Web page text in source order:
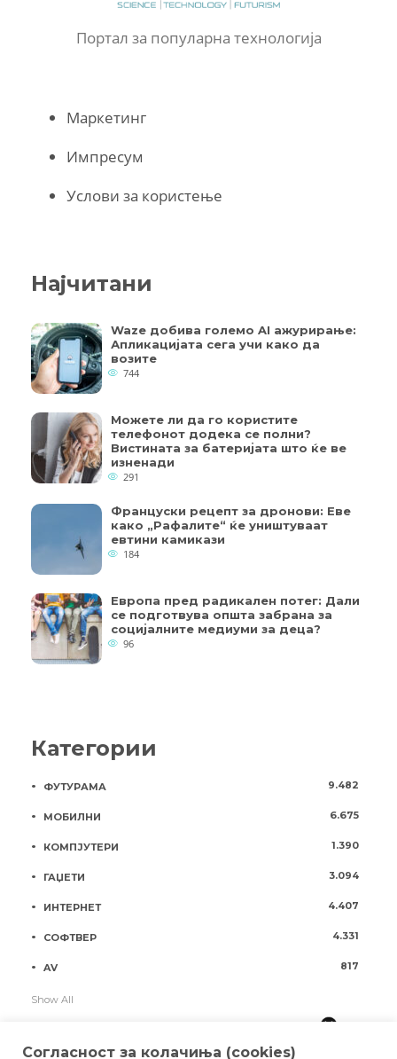
Портал за популарна технологија
Маркетинг
Импресум
Услови за користење
Најчитани
Waze добива големо AI ажурирање:
Апликацијата сега учи како да
возите
744
Можете ли да го користите
телефонот додека се полни?
Вистината за батеријата што ќе ве
изненади
291
Француски рецепт за дронови: Еве
како „Рафалите“ ќе уништуваат
евтини камикази
184
Европа пред радикален потег: Дали
се подготвува општа забрана за
социјалните медиуми за деца?
96
Категории
ФУТУРАМА 9.482
МОБИЛНИ 6.675
КОМПЈУТЕРИ 1.390
ГАЏЕТИ 3.094
ИНТЕРНЕТ 4.407
СОФТВЕР 4.331
AV 817
Show All
Согласност за колачиња (cookies)